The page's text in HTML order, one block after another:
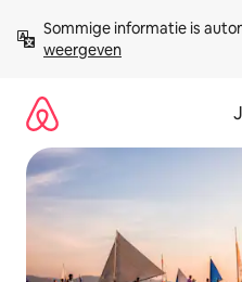
direct
naar
Sommige informatie is
weergeven